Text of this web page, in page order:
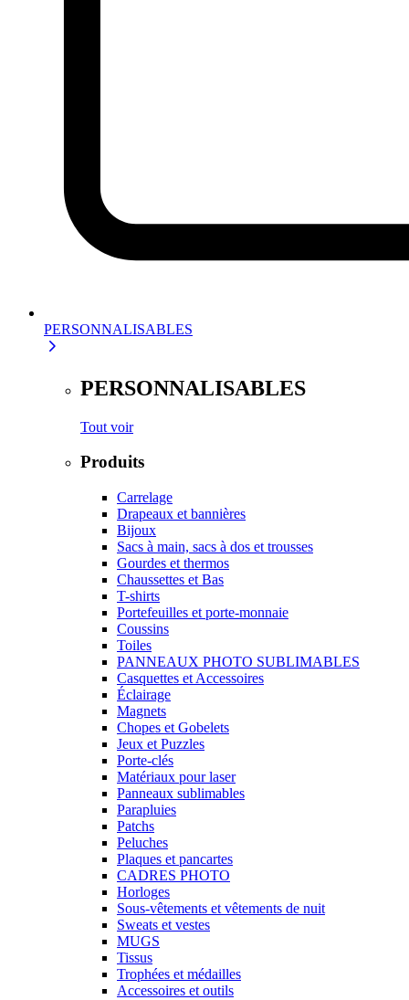
PERSONNALISABLES
PERSONNALISABLES
Tout voir
Produits
Carrelage
Drapeaux et bannières
Bijoux
Sacs à main, sacs à dos et trousses
Gourdes et thermos
Chaussettes et Bas
T-shirts
Portefeuilles et porte-monnaie
Coussins
Toiles
PANNEAUX PHOTO SUBLIMABLES
Casquettes et Accessoires
Éclairage
Magnets
Chopes et Gobelets
Jeux et Puzzles
Porte-clés
Matériaux pour laser
Panneaux sublimables
Parapluies
Patchs
Peluches
Plaques et pancartes
CADRES PHOTO
Horloges
Sous-vêtements et vêtements de nuit
Sweats et vestes
MUGS
Tissus
Trophées et médailles
Accessoires et outils